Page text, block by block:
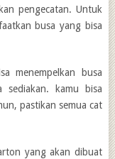
pengecatan. Untuk
busa yang bisa
menempelkan busa
kamu bisa
pastikan semua cat
yang akan dibuat